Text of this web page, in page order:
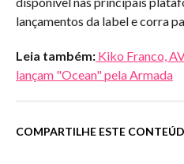
lançamentos da label e corra
Leia também: Kiko Franco,
lançam "Ocean" pela Armada
COMPARTILHE ESTE